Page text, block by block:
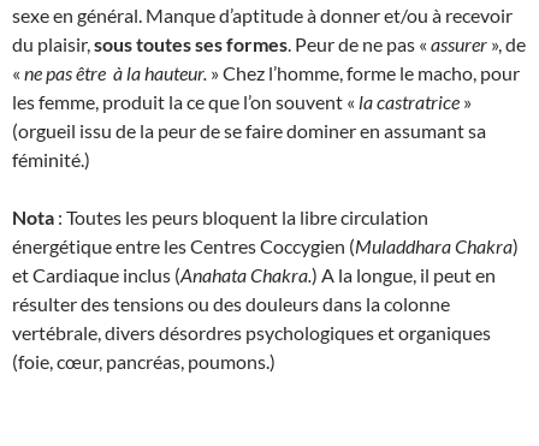
sexe en général. Manque d’aptitude à donner et/ou à recevoir
du plaisir,sous toutes ses formes. Peur de ne pas « assurer », de
« ne pas être à la hauteur. » Chez l’homme, forme le macho, pour
les femme, produit la ce que l’on souvent « lacastratrice »
(orgueil issu de la peur de se faire dominer en assumant sa
féminité.)
Nota : Toutes les peurs bloquent la libre circulation
énergétique entre les Centres Coccygien (Muladdhara Chakra)
et Cardiaque inclus (Anahata Chakra.) A la longue, il peut en
résulter des tensions ou des douleurs dans la colonne
vertébrale, divers désordres psychologiques et organiques
(foie, cœur, pancréas, poumons.)